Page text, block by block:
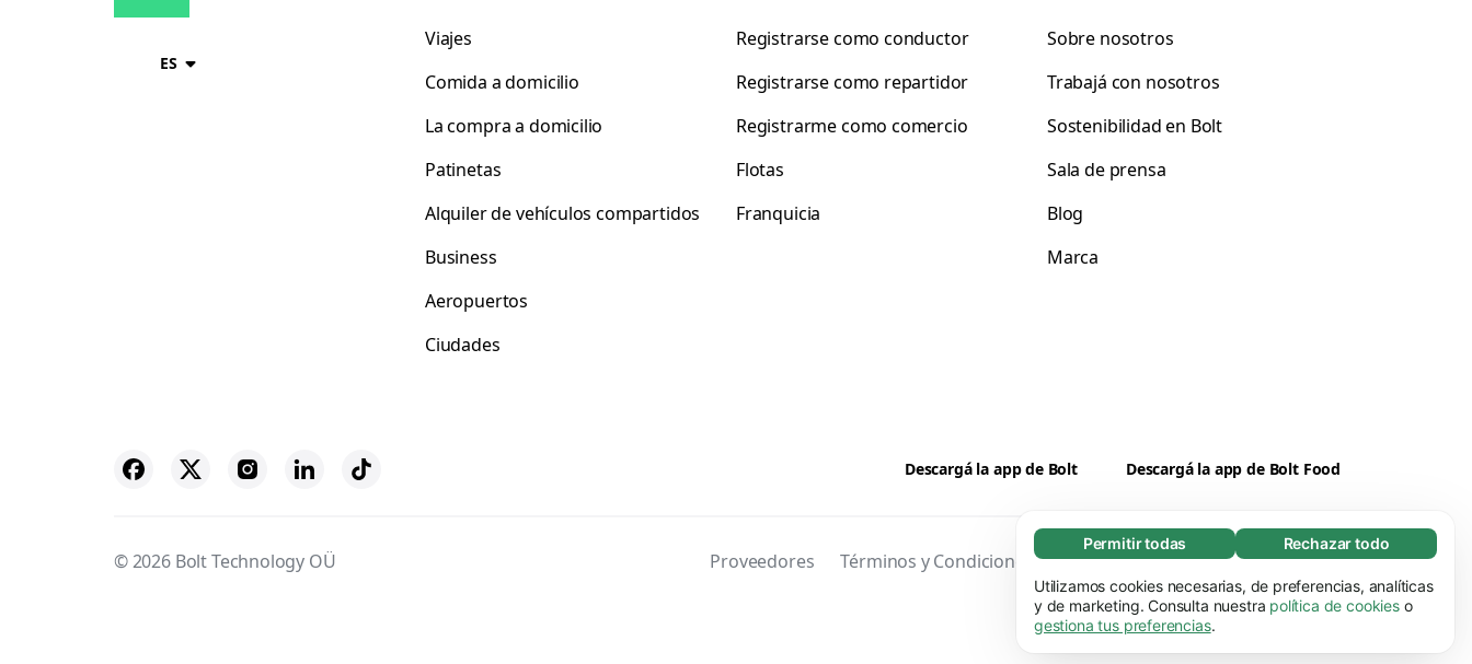
Necesarias (65)
Las cookies necesarias ayudan a que nuestra
página web funcione correctamente, pues
hace posible que se lleven a cabo funciones
Más información
Permitir todas Rechazar todo
Utilizamos cookies necesarias, de preferencias, analíticas
y de marketing. Consulta nuestra política de cookieso
gestiona tus preferencias.
ES
Viajes
Comida a domicilio
La compra a domicilio
Patinetas
Alquiler de vehículos compartidos
Business
Aeropuertos
Ciudades
Registrarse como conductor
Registrarse como repartidor
Registrarme como comercio
Flotas
Franquicia
Sobre nosotros
Trabajá con nosotros
Sostenibilidad en Bolt
Sala de prensa
Blog
Marca
Descargá la app de Bolt Descargá la app de Bolt Food
© 2026 Bolt Technology OÜ Proveedores Términos y Condiciones Privacidad Cookies Seguridad